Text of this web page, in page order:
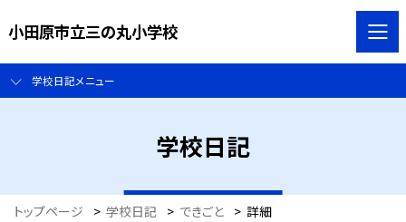
小田原市立三の丸小学校
学校日記メニュー
学校日記
トップページ > 学校日記 > できごと > 詳細